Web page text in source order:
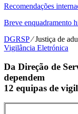
Recomendações
Breve enquadramento
DGRSP⁄Justiça de
Vigilância Eletrónica
Da Direção de
dependem
12 equipas de